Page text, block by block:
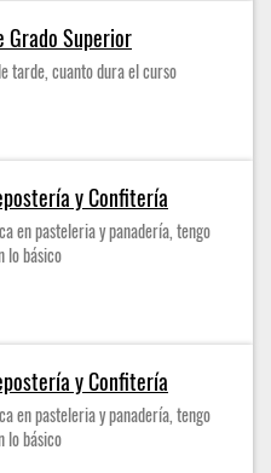
Grado Superior
tarde, cuanto dura el curso
y Confitería
en pasteleria y panadería, tengo
lo básico
y Confitería
en pasteleria y panadería, tengo
lo básico